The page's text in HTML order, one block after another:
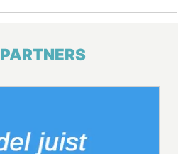
PARTNERS